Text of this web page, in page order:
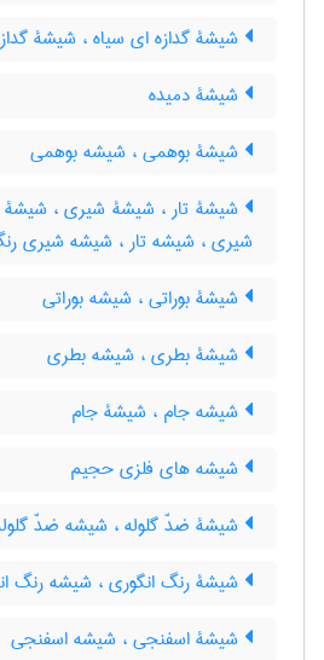
شیشۀ گدازه ای سیاه ، شیشۀ
شیشۀ دمیده
شیشۀ بوهمی ، شیشه بوهمی
شیشۀ تار ، شیشۀ شیری ،
شیری ، شیشه تار ، شیشه شیری
شیشۀ بوراتی ، شیشه بوراتی
شیشۀ بطری ، شیشه بطری
شیشه جام ، شیشۀ جام
شیشه های فلزی حجیم
شیشۀ ضدّ گلوله ، شیشه ضدّ
شیشۀ رنگ انگوری ، شیشه رنگ
شیشۀ اسفنجی ، شیشه اسفنجی